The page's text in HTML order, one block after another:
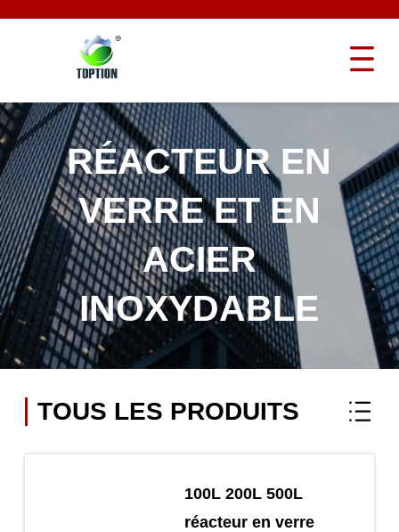
RÉACTEUR EN
VERRE ET EN
ACIER
INOXYDABLE
TOUS LES PRODUITS
100L 200L 500L
réacteur en verre